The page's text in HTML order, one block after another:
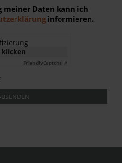
meiner Daten kann ich
informieren.
klicken
FriendlyCaptcha ⇗